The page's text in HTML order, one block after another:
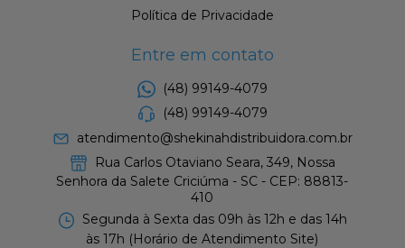
Política de Privacidade
Entre em contato
(48) 99149-4079
(48) 99149-4079
atendimento@shekinahdistribuidora.com.br
Rua Carlos Otaviano Seara, 349, Nossa
Senhora da Salete Criciúma - SC - CEP: 88813-
410
Segunda à Sexta das 09h às 12h e das 14h
às 17h (Horário de Atendimento Site)